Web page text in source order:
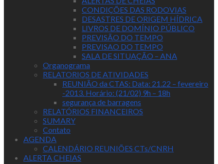
CONDIÇÕES DAS RODOVIAS
DESASTRES DE ORIGEM HÍDRICA
LIVROS DE DOMÍNIO PÚBLICO
PREVISÃO DO TEMPO
PREVISAO DO TEMPO
SALA DE SITUAÇÃO – ANA
Organograma
RELATORIOS DE ATIVIDADES
REUNIÃO da CTAS: Data: 21.22 – fevereiro
-2013. Horário: (21/02) 9h – 18h
segurança de barragens
RELATÓRIOS FINANCEIROS
SUMARY
Contato
AGENDA
CALENDÁRIO REUNIÕES CTs/CNRH
ALERTA CHEIAS